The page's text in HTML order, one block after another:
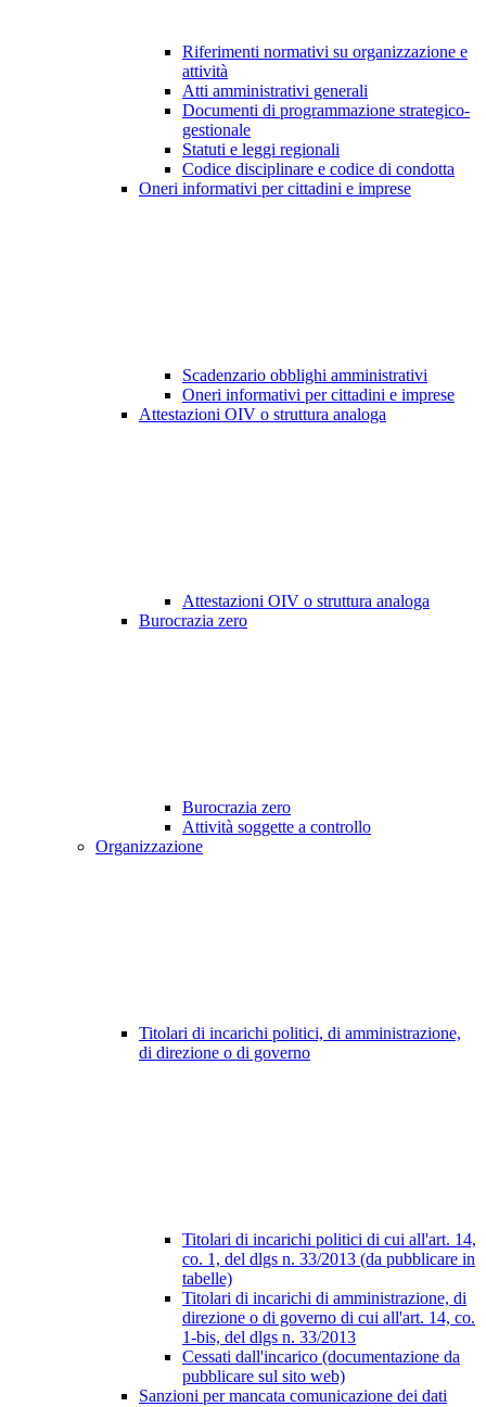
Riferimenti normativi su organizzazione e
attività
Atti amministrativi generali
Documenti di programmazione strategico-
gestionale
Statuti e leggi regionali
Codice disciplinare e codice di condotta
Oneri informativi per cittadini e imprese
Scadenzario obblighi amministrativi
Oneri informativi per cittadini e imprese
Attestazioni OIV o struttura analoga
Attestazioni OIV o struttura analoga
Burocrazia zero
Burocrazia zero
Attività soggette a controllo
Organizzazione
Titolari di incarichi politici, di amministrazione,
di direzione o di governo
Titolari di incarichi politici di cui all'art. 14,
co. 1, del dlgs n. 33/2013 (da pubblicare in
tabelle)
Titolari di incarichi di amministrazione, di
direzione o di governo di cui all'art. 14, co.
1-bis, del dlgs n. 33/2013
Cessati dall'incarico (documentazione da
pubblicare sul sito web)
Sanzioni per mancata comunicazione dei dati